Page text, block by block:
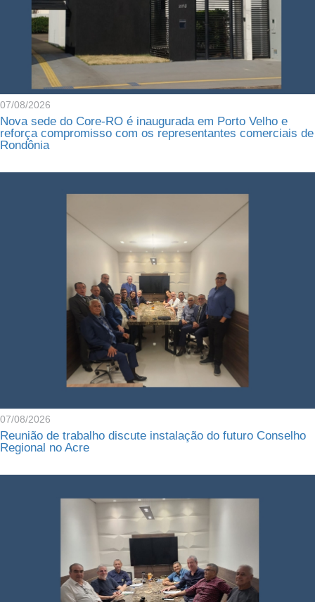
07/08/2026
Nova sede do Core-RO é inaugurada em Porto Velho e
reforça compromisso com os representantes comerciais de
Rondônia
07/08/2026
Reunião de trabalho discute instalação do futuro Conselho
Regional no Acre